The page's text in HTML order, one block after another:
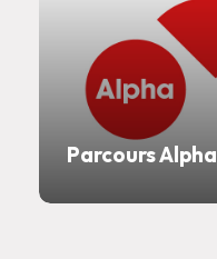
Parcours Alpha